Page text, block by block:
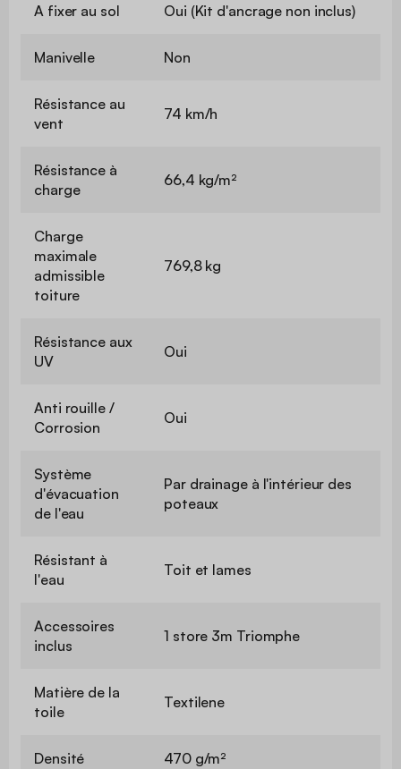
A fixer au sol Oui (Kit d'ancrage non inclus)
Manivelle Non
Résistance au
vent
74 km/h
Résistance à
charge
66,4 kg/m²
Charge
maximale
admissible
toiture
769,8 kg
Résistance aux
UV
Oui
Anti rouille /
Corrosion
Oui
Système
d'évacuation
de l'eau
Par drainage à l'intérieur des
poteaux
Résistant à
l'eau
Toit et lames
Accessoires
inclus
1 store 3m Triomphe
Matière de la
toile
Textilene
Densité 470 g/m²